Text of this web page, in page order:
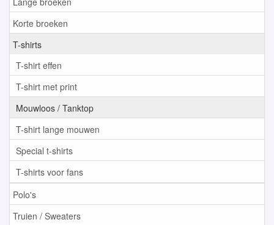
Korte broeken
T-shirts
T-shirt effen
T-shirt met print
Mouwloos / Tanktop
T-shirt lange mouwen
Special t-shirts
T-shirts voor fans
Polo's
Truien / Sweaters